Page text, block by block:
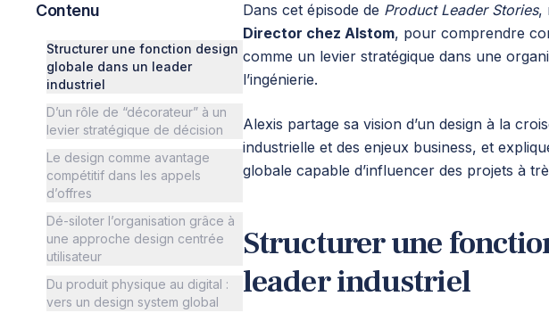
Contenu
Structurer une fonction design
globale dans un leader
industriel
D’un rôle de “décorateur” à un
levier stratégique de décision
Le design comme avantage
compétitif dans les appels
d’offres
Dé-siloter l’organisation grâce à
une approche design centrée
utilisateur
Du produit physique au digital :
vers un design system global
Dans cet épisode de Product Leader Stories,
Director chez Alstom, pour comprendre
comme un levier stratégique dans une
l’ingénierie.
Alexis partage sa vision d’un design à la
industrielle et des enjeux business, et
globale capable d’influencer des projets à
Structurer une
leader industriel